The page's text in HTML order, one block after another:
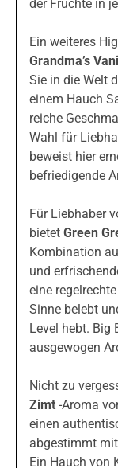
der Früchte in
Ein weiteres
Grandma’s
Sie in die Welt
einem Hauch
reiche
Wahl für
beweist hier
befriedigende
Für Liebhaber
bietet Green
Kombination
und
eine
Sinne belebt
Level hebt. Big
ausgewogen
Nicht zu
Zimt -Aroma
einen
abgestimmt
Ein Hauch von